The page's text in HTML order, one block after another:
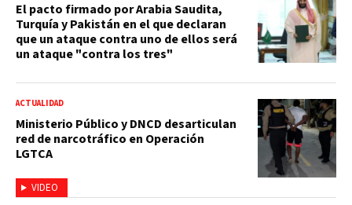
El pacto firmado por Arabia Saudita,
Turquía y Pakistán en el que declaran
que un ataque contra uno de ellos será
un ataque "contra los tres"
VIDEO
ACTUALIDAD
Ministerio Público y DNCD desarticulan
red de narcotráfico en Operación
LGTCA